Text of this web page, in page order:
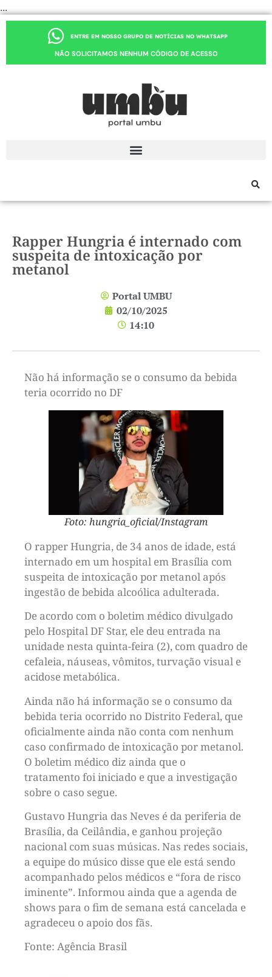
...
ENTRE EM NOSSO GRUPO DE NOTÍCIAS NO WHATSAPP
NÃO SOLICITAMOS NENHUM CÓDIGO DE ACESSO
Rapper Hungria é internado com
suspeita de intoxicação por
metanol
Portal UMBU
02/10/2025
14:10
Não há informação se o consumo da bebida
teria ocorrido no DF
Foto: hungria_oficial/Instagram
O rapper Hungria, de 34 anos de idade, está
internado em um hospital em Brasília com
suspeita de intoxicação por metanol após
ingestão de bebida alcoólica adulterada.
De acordo com o boletim médico divulgado
pelo Hospital DF Star, ele deu entrada na
unidade nesta quinta-feira (2), com quadro de
cefaleia, náuseas, vômitos, turvação visual e
acidose metabólica.
Ainda não há informação se o consumo da
bebida teria ocorrido no Distrito Federal, que
oficialmente ainda não conta com nenhum
caso confirmado de intoxicação por metanol.
O boletim médico diz ainda que o
tratamento foi iniciado e que a investigação
sobre o caso segue.
Gustavo Hungria das Neves é da periferia de
Brasília, da Ceilândia, e ganhou projeção
nacional com suas músicas. Nas redes sociais,
a equipe do músico disse que ele está sendo
acompanhado pelos médicos e “fora de risco
iminente”. Informou ainda que a agenda de
shows para o fim de semana está cancelada e
agradeceu o apoio dos fãs.
Fonte: Agência Brasil